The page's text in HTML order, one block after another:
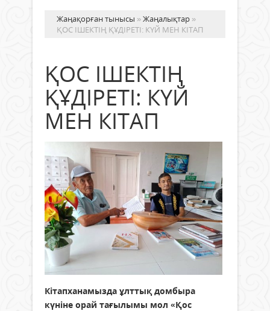
Жаңақорған тынысы »Жаңалықтар »
ҚОС ІШЕКТІҢ ҚҰДІРЕТІ: КҮЙ МЕН КІТАП
ҚОС ІШЕКТІҢ
ҚҰДІРЕТІ: КҮЙ
МЕН КІТАП
Кітапханамызда ұлттық домбыра
күніне орай тағылымы мол «Қос